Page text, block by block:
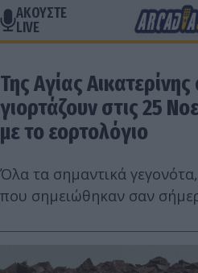
ΑΚΟΥΣΤΕ
LIVE
Της Αγίας
γιορτάζουν στις 25
με το εορτολόγιο
Όλα τα σημαντικά
που σημειώθηκαν σαν